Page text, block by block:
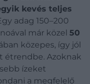
kevés teljes
adag 150–200
már közel 50
közepes, így jól
étrendbe. Azoknak
ízeket
a megfelelő